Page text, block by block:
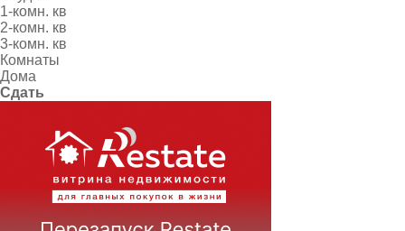
1-комн. кв
2-комн. кв
3-комн. кв
Комнаты
Дома
Сдать